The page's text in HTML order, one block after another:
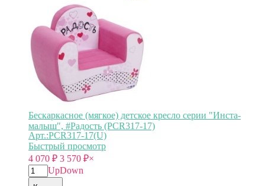
Бескаркасное (мягкое) детское кресло серии "Инста-
малыш", #Радость (PCR317-17)
Арт.:PCR317-17(U)
Быстрый просмотр
4 070 ₽ 3 570 ₽×
UpDown